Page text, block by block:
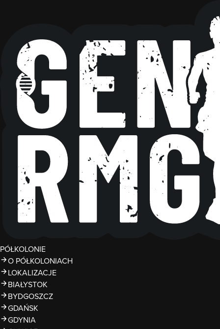
PÓŁKOLONIE
O PÓŁKOLONIACH
LOKALIZACJE
BIAŁYSTOK
BYDGOSZCZ
GDAŃSK
GDYNIA